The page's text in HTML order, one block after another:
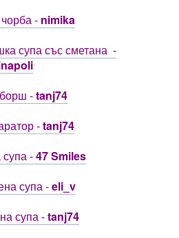
- nimika
супа със сметана -
-tanj74
-tanj74
-47 Smiles
супа -eli_v
супа -tanj74